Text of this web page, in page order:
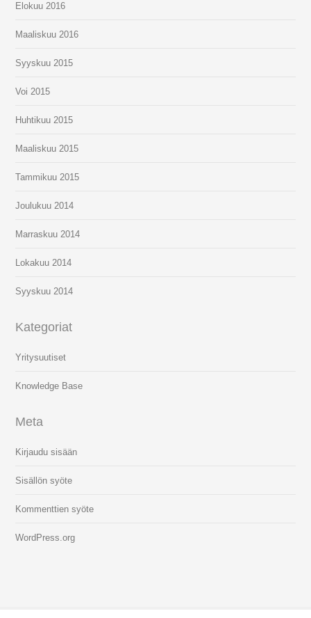
Elokuu 2016
Maaliskuu 2016
Syyskuu 2015
Voi 2015
Huhtikuu 2015
Maaliskuu 2015
Tammikuu 2015
Joulukuu 2014
Marraskuu 2014
Lokakuu 2014
Syyskuu 2014
Kategoriat
Yritysuutiset
Knowledge Base
Meta
Kirjaudu sisään
Sisällön syöte
Kommenttien syöte
WordPress.org